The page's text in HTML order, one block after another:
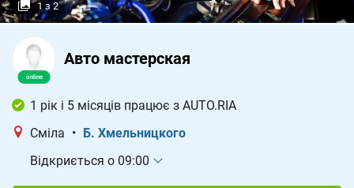
1 з2
Авто мастерская
1 рік і 5 місяців працює з AUTO.RIA
Сміла • Б. Хмельницкого
Відкриється о 09:00